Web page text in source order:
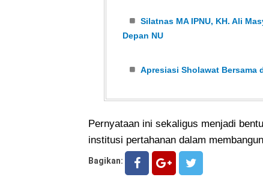
Silatnas MA IPNU, KH. Ali
Depan NU
Apresiasi Sholawat Bersama
Pernyataan ini sekaligus menjadi
institusi pertahanan dalam
Bagikan: